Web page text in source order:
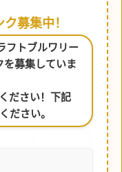
募集中！
フトブルワリー
を募集していま
ださい！下記
ださい。